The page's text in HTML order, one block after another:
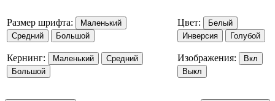
Размер шрифта:
Маленький
Средний
Большой
Кернинг: Маленький
Средний
Большой
Цвет:
Белый
Инверсия
Голубой
Изображения:
Вкл
Выкл